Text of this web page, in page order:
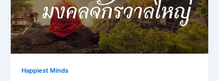
Happiest Minds